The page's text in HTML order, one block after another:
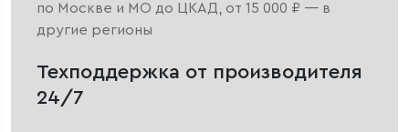
по Москве и МО до ЦКАД, от 15 000 ₽ — в
другие регионы
Техподдержка от производителя
24/7